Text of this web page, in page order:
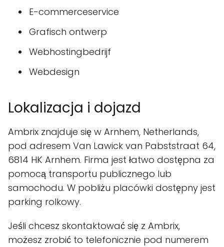
E-commerceservice
Grafisch ontwerp
Webhostingbedrijf
Webdesign
Lokalizacja i dojazd
Ambrix znajduje się w Arnhem, Netherlands,
pod adresem Van Lawick van Pabststraat 64,
6814 HK Arnhem. Firma jest łatwo dostępna za
pomocą transportu publicznego lub
samochodu. W pobliżu placówki dostępny jest
parking rolkowy.
Jeśli chcesz skontaktować się z Ambrix,
możesz zrobić to telefonicznie pod numerem